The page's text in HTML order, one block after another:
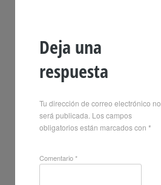
Deja una
respuesta
Tu dirección de correo electrónico no
será publicada. Los campos
obligatorios están marcados con *
Comentario*